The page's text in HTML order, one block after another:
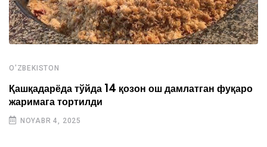
O'ZBEKISTON
Қашқадарёда тўйда 14 қозон ош дамлатган фуқаро
жаримага тортилди
NOYABR 4, 2025